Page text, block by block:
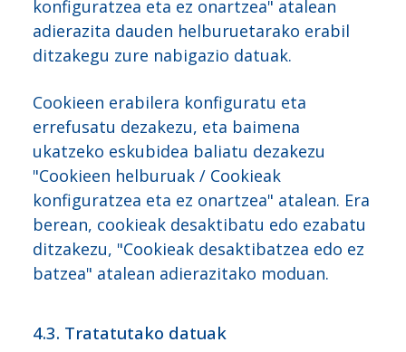
konfiguratzea eta ez onartzea" atalean
adierazita dauden helburuetarako erabil
ditzakegu zure nabigazio datuak.
Cookieen erabilera konfiguratu eta
errefusatu dezakezu, eta baimena
ukatzeko eskubidea baliatu dezakezu
"Cookieen helburuak / Cookieak
konfiguratzea eta ez onartzea" atalean. Era
berean, cookieak desaktibatu edo ezabatu
ditzakezu, "Cookieak desaktibatzea edo ez
batzea" atalean adierazitako moduan.
4.3. Tratatutako datuak